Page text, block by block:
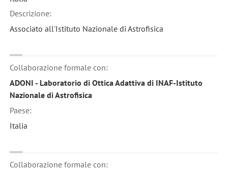
Descrizione:
Associato all'Istituto Nazionale di Astrofisica
Collaborazione formale con:
ADONI - Laboratorio di Ottica Adattiva di INAF-Istituto
Nazionale di Astrofisica
Paese:
Italia
Collaborazione formale con: